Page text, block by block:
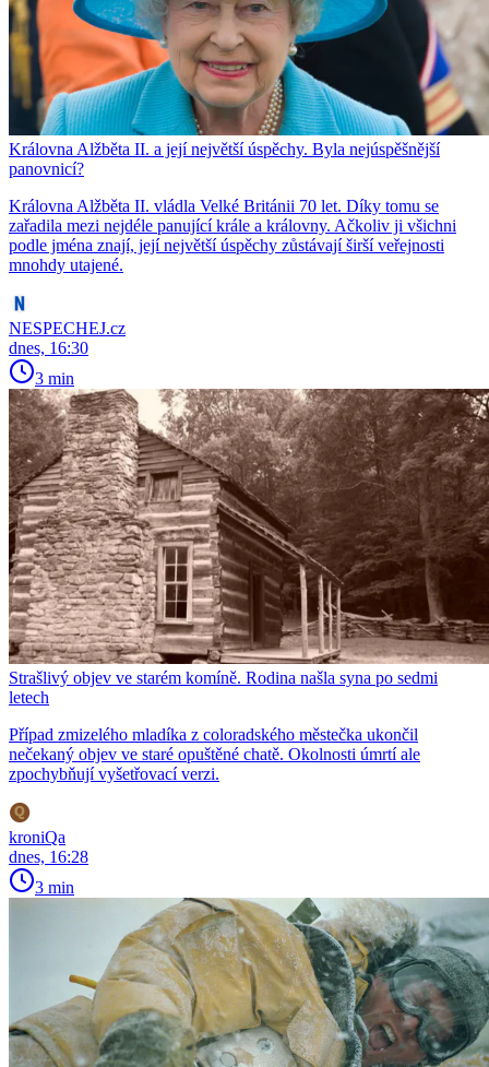
Královna Alžběta II. a její největší úspěchy. Byla nejúspěšnější
panovnicí?
Královna Alžběta II. vládla Velké Británii 70 let. Díky tomu se
zařadila mezi nejdéle panující krále a královny. Ačkoliv ji všichni
podle jména znají, její největší úspěchy zůstávají širší veřejnosti
mnohdy utajené.
NESPECHEJ.cz
dnes, 16:30
3 min
Strašlivý objev ve starém komíně. Rodina našla syna po sedmi
letech
Případ zmizelého mladíka z coloradského městečka ukončil
nečekaný objev ve staré opuštěné chatě. Okolnosti úmrtí ale
zpochybňují vyšetřovací verzi.
kroniQa
dnes, 16:28
3 min